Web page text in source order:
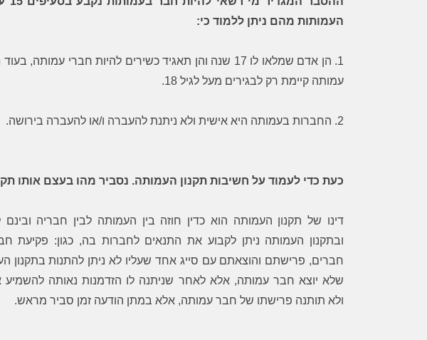
העמותות מהם ניתן ללמוד כי:
1. הן אדם שמלאו לו 17 שנה והן תאגיד כשירים להיות חברי עמותה,
עמותה קיימת רק לבגירים מעל לגיל 18.
2. החברות בעמותה היא אישית ולא ניתנת להעברה ו/או להעברה בירושה.
כעת כדי לעמוד על חשיבות תקנון העמותה. נסביר מהו בעצם אותו
דינו של תקנון העמותה הוא כדין חוזה בין העמותה לבין חבריה ובינם
ובתקנון העמותה ניתן לקבוע את התנאים לחברות בה, כגון: פקיעת
חברים, פרישתם והוצאתם עם סייג אחד שעליו לא ניתן להתנות בתקנון
שלא יוצא חבר עמותה, אלא לאחר שניתנה לו הזדמנות נאותה להשמיע
ולא תותנה פרישתו של חבר עמותה, אלא במתן הודעה זמן סביר מראש.